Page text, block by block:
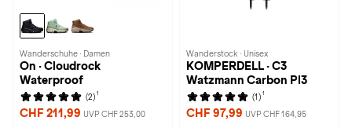
Wanderschuhe · Damen
On · Cloudrock
Waterproof
(2) 1
CHF 211,99 UVP CHF 253,00
Wanderstock · Unisex
KOMPERDELL · C3
Watzmann Carbon Pl3
(1) 1
CHF 97,99 UVP CHF 164,95